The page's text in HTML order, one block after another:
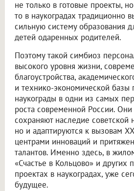
не только в готовые проекты,
то в наукоградах традиционно
сильную систему образования
детей одаренных родителей.
Поэтому такой симбиоз
высокого уровня жизни,
благоустройства,
и технико-экономической базы
наукограды в одни из самых
роста современной России.
сохраняют наследие советской
но и адаптируются к вызовам
центрами инноваций и
талантов. Именно здесь, в
«Счастье в Кольцово» и других
проектах в наукоградах, уже
будущее.